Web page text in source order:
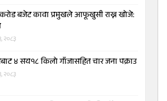
बजेट कावा प्रमुखले आफूखुसी राख्न खोजे:
२०८३
४ सय१८ किलो गाँजासहित चार जना पक्राउ
२०८३